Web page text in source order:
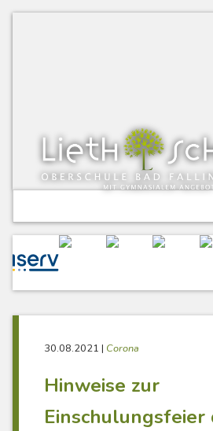
30.08.2021 | Corona
Hinweise zur
Einschulungsfeier